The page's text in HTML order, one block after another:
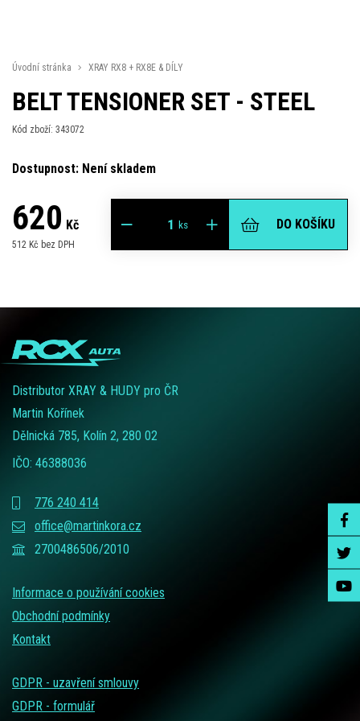
Úvodní stránka XRAY RX8 + RX8E & DÍLY
BELT TENSIONER SET - STEEL
Kód zboží: 343072
Dostupnost: Není skladem
620 Kč
512 Kč bez DPH
ks DO KOŠÍKU
Distributor XRAY & HUDY pro ČR
Martin Kořínek
Dělnická 785, Kolín 2, 280 02
IČO: 46388036
776 240 414
office@martinkora.cz
2700486506/2010
Informace o používání cookies
Obchodní podmínky
Kontakt
GDPR - uzavření smlouvy
GDPR - formulář